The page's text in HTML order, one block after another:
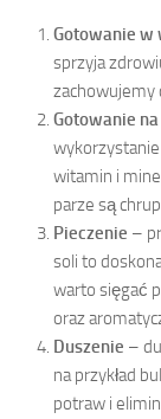
Gotowanie w
sprzyja
zachowujemy
Gotowanie
witamin i
parze są
Pieczenie –
soli to
warto sięgać
oraz
Duszenie –
na przykład
potraw i